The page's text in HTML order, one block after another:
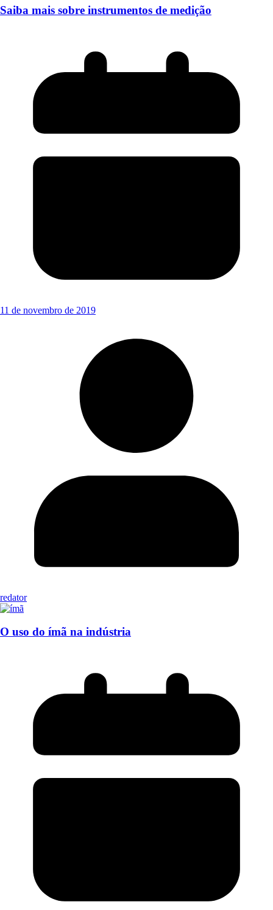
Saiba mais sobre instrumentos de medição
11 de novembro de 2019
redator
O uso do ímã na indústria